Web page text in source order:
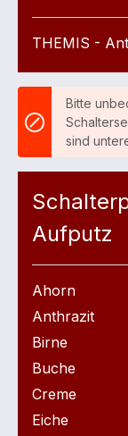
THEMIS -
Bitte
sind
Aufputz
Ahorn
Anthrazit
Birne
Buche
Creme
Eiche